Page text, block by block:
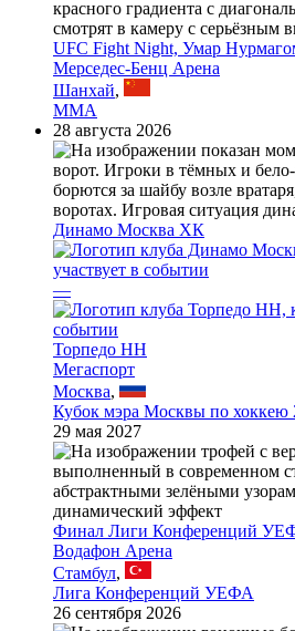
UFC Fight Night, Умар
Мерседес-Бенц Арена
Шанхай,
MMA
28 августа 2026
Динамо Москва ХК
—
Торпедо НН
Мегаспорт
Москва,
Кубок мэра Москвы по хоккею
29 мая 2027
Финал Лиги Конференций
Водафон Арена
Стамбул,
Лига Конференций УЕФА
26 сентября 2026